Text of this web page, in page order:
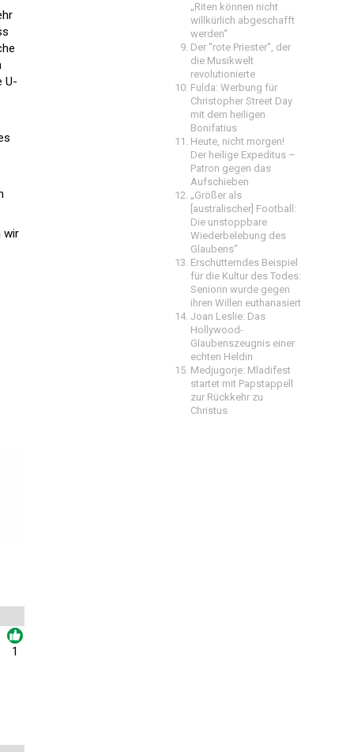
U-
wir
1
„Riten können nicht
willkürlich abgeschafft
werden“
Der "rote Priester", der
die Musikwelt
revolutionierte
Fulda: Werbung für
Christopher Street Day
mit dem heiligen
Bonifatius
Heute, nicht morgen!
Der heilige Expeditus –
Patron gegen das
Aufschieben
„Größer als
[australischer] Football:
Die unstoppbare
Wiederbelebung des
Glaubens“
Erschütterndes Beispiel
für die Kultur des Todes:
Seniorin wurde gegen
ihren Willen euthanasiert
Joan Leslie: Das
Hollywood-
Glaubenszeugnis einer
echten Heldin
Medjugorje: Mladifest
startet mit Papstappell
zur Rückkehr zu
Christus